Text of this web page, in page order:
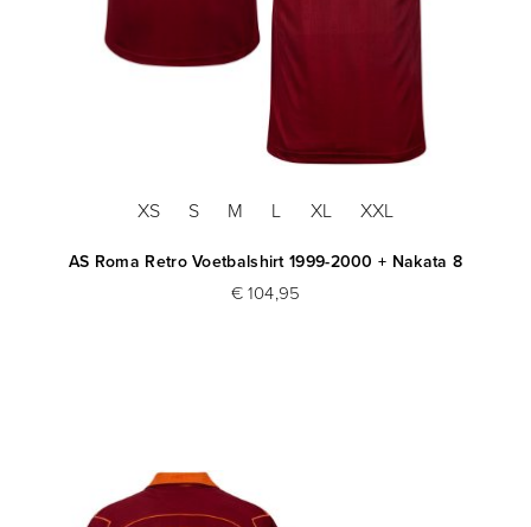
XS S M L XL XXL
AS Roma Retro Voetbalshirt 1999-2000 + Nakata 8
€ 104,95